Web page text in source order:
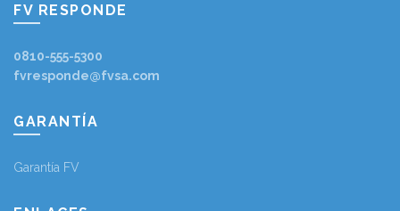
FV RESPONDE
0810-555-5300
fvresponde@fvsa.com
GARANTÍA
Garantía FV